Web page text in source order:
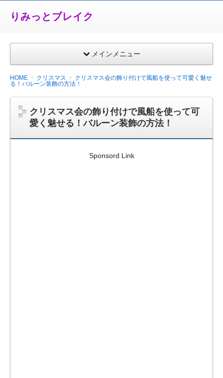
りみっとブレイク
メインメニュー
HOME クリスマス
クリスマス会の飾り付けで風船を使って可愛く魅せ
る！バルーン装飾の方法！
クリスマス会の飾り付けで風船を使って可
愛く魅せる！バルーン装飾の方法！
Sponsord Link